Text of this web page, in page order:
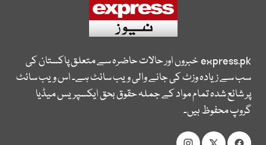
express.pkخبروں اور حالات حاضرہ سے متعلق پاکستان کی
سب سے زیادہ وزٹ کی جانے والی ویب سائٹ ہے۔ اس ویب سائٹ
پر شائع شدہ تمام مواد کے جملہ حقوق بحق ایکسپریس میڈیا
گروپ محفوظ ہیں۔